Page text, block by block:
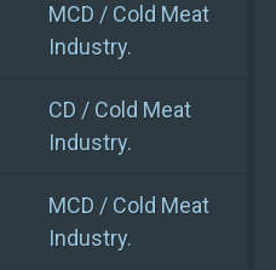
MCD / Cold Meat
Industry.
CD / Cold Meat
Industry.
MCD / Cold Meat
Industry.